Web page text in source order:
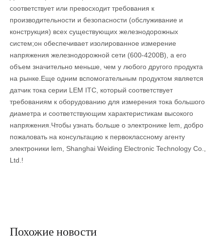
соответствует или превосходит требования к
производительности и безопасности (обслуживание и
конструкция) всех существующих железнодорожных
систем;он обеспечивает изолированное измерение
напряжения железнодорожной сети (600-4200В), а его
объем значительно меньше, чем у любого другого продукта
на рынке.Еще одним вспомогательным продуктом является
датчик тока серии LEM ITC, который соответствует
требованиям к оборудованию для измерения тока большого
диаметра и соответствующим характеристикам высокого
напряжения.Чтобы узнать больше о электронике lem, добро
пожаловать на консультацию к первоклассному агенту
электроники lem, Shanghai Weiding Electronic Technology Co.,
Ltd.!
Похожие новости